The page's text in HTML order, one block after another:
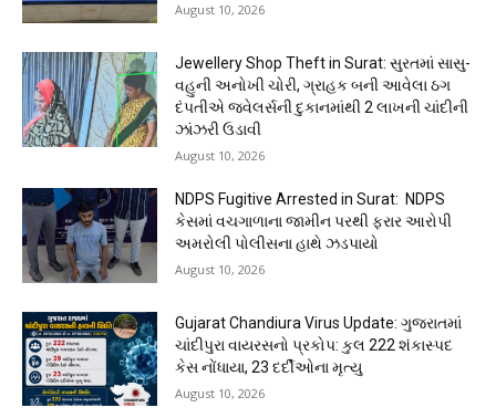
August 10, 2026
Jewellery Shop Theft in Surat: સુરતમાં સાસુ-
વહુની અનોખી ચોરી, ગ્રાહક બની આવેલા ઠગ
દંપતીએ જ્વેલર્સની દુકાનમાંથી 2 લાખની ચાંદીની
ઝાંઝરી ઉડાવી
August 10, 2026
NDPS Fugitive Arrested in Surat: NDPS
કેસમાં વચગાળાના જામીન પરથી ફરાર આરોપી
અમરોલી પોલીસના હાથે ઝડપાયો
August 10, 2026
Gujarat Chandiura Virus Update: ગુજરાતમાં
ચાંદીપુરા વાયરસનો પ્રકોપ: કુલ 222 શંકાસ્પદ
કેસ નોંધાયા, 23 દર્દીઓના મૃત્યુ
August 10, 2026